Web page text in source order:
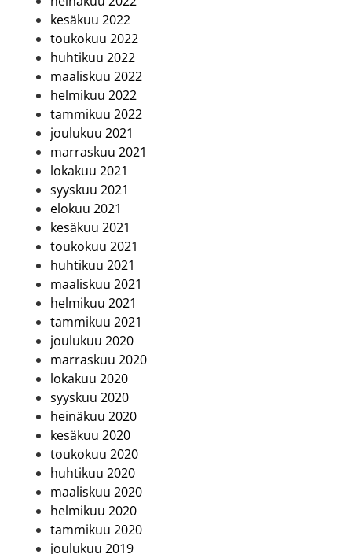
kesäkuu 2022
toukokuu 2022
huhtikuu 2022
maaliskuu 2022
helmikuu 2022
tammikuu 2022
joulukuu 2021
marraskuu 2021
lokakuu 2021
syyskuu 2021
elokuu 2021
kesäkuu 2021
toukokuu 2021
huhtikuu 2021
maaliskuu 2021
helmikuu 2021
tammikuu 2021
joulukuu 2020
marraskuu 2020
lokakuu 2020
syyskuu 2020
heinäkuu 2020
kesäkuu 2020
toukokuu 2020
huhtikuu 2020
maaliskuu 2020
helmikuu 2020
tammikuu 2020
joulukuu 2019